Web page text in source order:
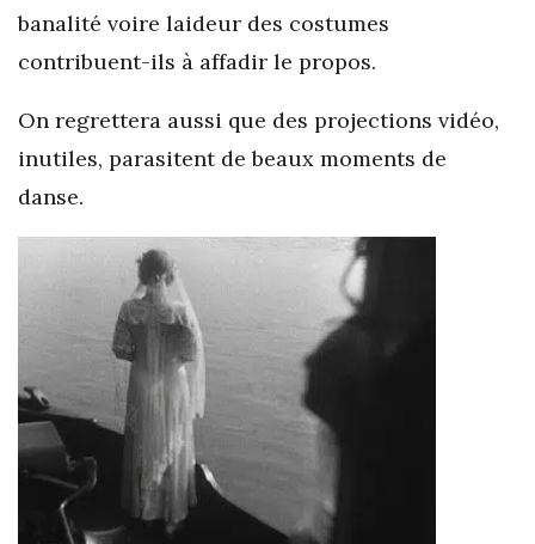
banalité voire laideur des costumes
contribuent-ils à affadir le propos.
On regrettera aussi que des projections vidéo,
inutiles, parasitent de beaux moments de
danse.